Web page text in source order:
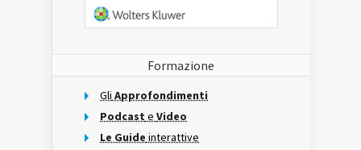
Formazione
Gli Approfondimenti
Podcast e Video
Le Guide interattive